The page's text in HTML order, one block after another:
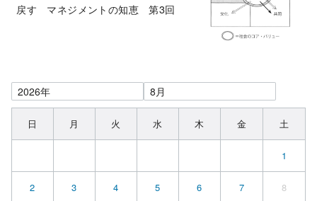
戻す マネジメントの知恵 第3回
日 月 火 水 木 金 土
1
2 3 4 5 6 7 8